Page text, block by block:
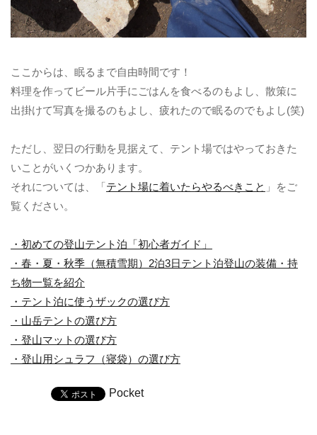
ここからは、眠るまで自由時間です！
料理を作ってビール片手にごはんを食べるのもよし、散策に
出掛けて写真を撮るのもよし、疲れたので眠るのでもよし(笑)
ただし、翌日の行動を見据えて、テント場ではやっておきた
いことがいくつかあります。
それについては、「 テント場に着いたらやるべきこと 」をご
覧ください。
・初めての登山テント泊「初心者ガイド」
・ 春・夏・秋季（無積雪期）2泊3日テント泊登山の装備・持
ち物一覧を紹介
・テント泊に使うザックの選び方
・山岳テントの選び方
・登山マットの選び方
・登山用シュラフ（寝袋）の選び方
Pocket